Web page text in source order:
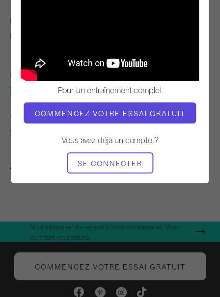
Pour un entraînement complet
COMMENCEZ VOTRE ESSAI GRATUIT
Vous avez déjà un compte ?
SE CONNECTER
ENSEIGNANT
Lynann Escatel
MATÉRIEL NÉCESSAIRE
TROUVER DES COURS SIMILAIRES POUR
Autres séances d'entraînement
Nous aimons rendre service à notre communauté. Voyez
comment nous aidons.
COMMENCEZ VOTRE ESSAI GRATUIT